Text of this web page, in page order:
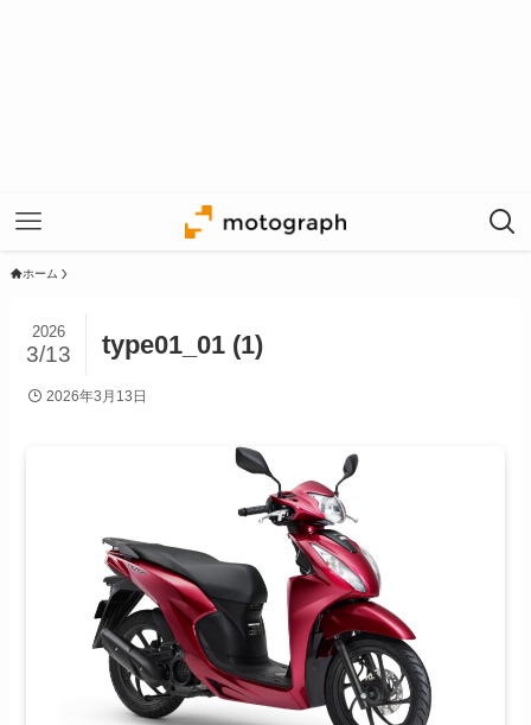
ホーム
type01_01 (1)
2026
3/13
2026年3月13日